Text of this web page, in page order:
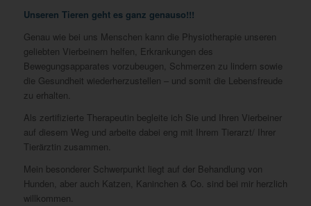
Unseren Tieren geht es ganz genauso!!!
Genau wie bei uns Menschen kann die Physiotherapie unseren
geliebten Vierbeinern helfen, Erkrankungen des
Bewegungsapparates vorzubeugen, Schmerzen zu lindern sowie
die Gesundheit wiederherzustellen – und somit die Lebensfreude
zu erhalten.
Als zertifizierte Therapeutin begleite ich Sie und Ihren Vierbeiner
auf diesem Weg und arbeite dabei eng mit Ihrem Tierarzt/ Ihrer
Tierärztin zusammen.
Mein besonderer Schwerpunkt liegt auf der Behandlung von
Hunden, aber auch Katzen, Kaninchen & Co. sind bei mir herzlich
willkommen.